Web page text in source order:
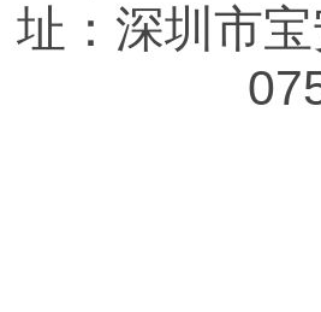
址：深圳市